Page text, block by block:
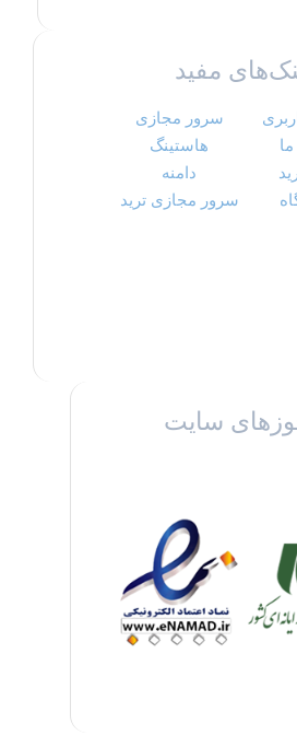
مفید
سرور مجازی
هاستینگ
دامنه
سرور مجازی ترید
سایت